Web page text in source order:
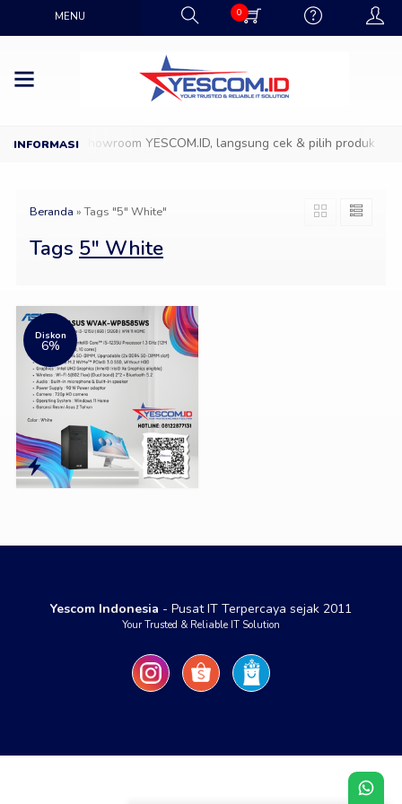
MENU 0
Datang ke Showroom YESCOM.ID, langsung cek & pilih produk IT
Beranda »Tags "5″ White"
Tags 5″ White
Diskon
6%
Yescom Indonesia - Pusat IT Terpercaya sejak 2011
Your Trusted & Reliable IT Solution